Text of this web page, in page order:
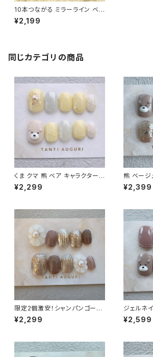
10本つながる ミラーライン ベ
ージュ色 ハンドネイルチップ10
本セット デザイン 爪先 うねうね
¥2,199
同じカテゴリの商品
くま クマ 熊 ベア キャラクター
アニマル ネイルチップ 付け爪
イエロー パステル 短い ショート
¥2,299
熊 ベージ
ート 通販
ゃん ベア
¥2,399
限定2個激安！シャンパンゴール
ド ニュアンス ベリーショート ネ
イルチップ 大人 ぷっくりフラワ
¥2,299
ジェルネ
ネイルチ
人クマ ア
¥2,599